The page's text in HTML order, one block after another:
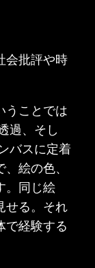
会批評や時
うことでは
過、そし
バスに定着
絵の色、
。同じ絵
せる。それ
で経験する